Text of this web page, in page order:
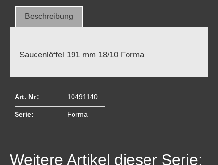
Beschreibung
Saucenlöffel 191 mm 18/10 Forma
Art. Nr.: 10491140
Serie: Forma
Weitere Artikel dieser Serie: